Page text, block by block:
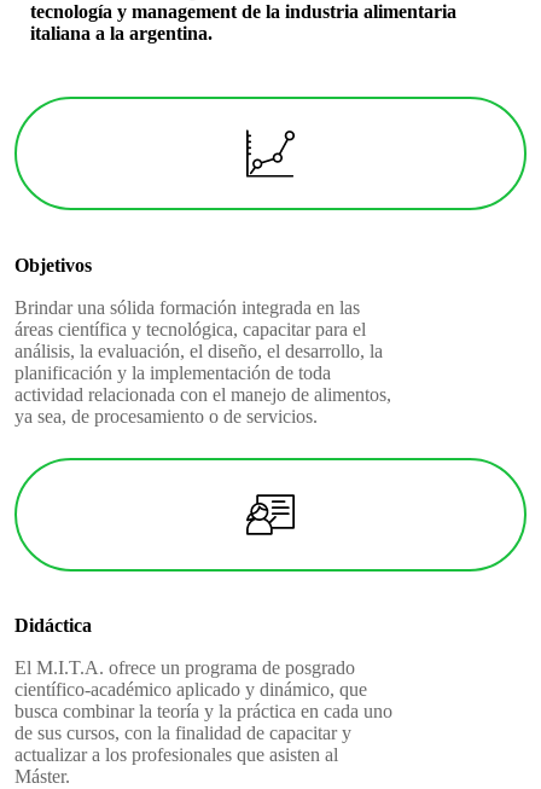
tecnología y management de la industria alimentaria
italiana a la argentina.
Objetivos
Brindar una sólida formación integrada en las
áreas científica y tecnológica, capacitar para el
análisis, la evaluación, el diseño, el desarrollo, la
planificación y la implementación de toda
actividad relacionada con el manejo de alimentos,
ya sea, de procesamiento o de servicios.
Didáctica
El M.I.T.A. ofrece un programa de posgrado
científico-académico aplicado y dinámico, que
busca combinar la teoría y la práctica en cada uno
de sus cursos, con la finalidad de capacitar y
actualizar a los profesionales que asisten al
Máster.